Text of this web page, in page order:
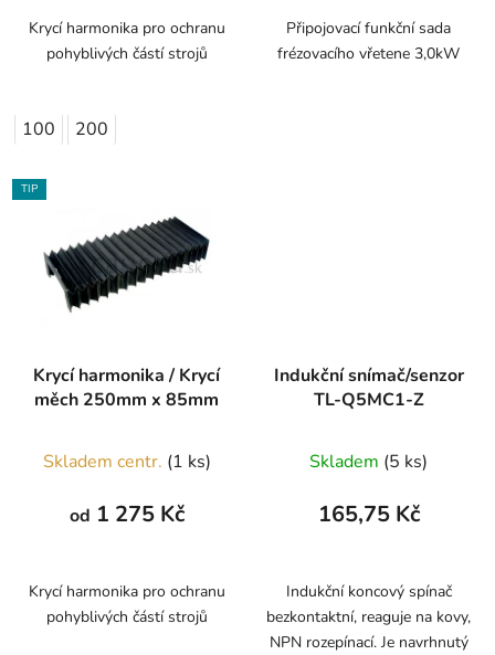
Krycí harmonika pro ochranu
pohyblivých částí strojů
100 200
Připojovací funkční sada
frézovacího vřetene 3,0kW
TIP
Krycí harmonika / Krycí
měch 250mm x 85mm
Skladem centr. (1 ks)
od 1 275 Kč
Krycí harmonika pro ochranu
pohyblivých částí strojů
Indukční snímač/senzor
TL-Q5MC1-Z
Skladem (5 ks)
165,75 Kč
Indukční koncový spínač
bezkontaktní, reaguje na kovy,
NPN rozepínací. Je navrhnutý